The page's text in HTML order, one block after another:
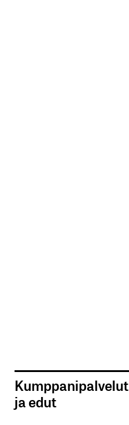
Kumppanipalvelut
ja edut